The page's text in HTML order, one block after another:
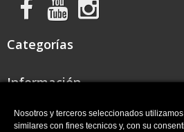
Categorías
Información
Nosotros y terceros seleccionados
similares con fines tecnicos y, con su